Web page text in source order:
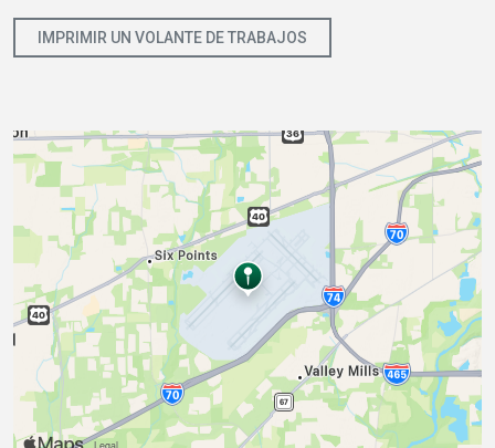
IMPRIMIR UN VOLANTE DE TRABAJOS